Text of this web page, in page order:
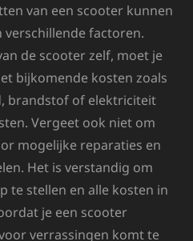
van een scooter kunnen
factoren.
de scooter zelf, moet je
bijkomende kosten zoals
brandstof of elektriciteit
Vergeet ook niet om
mogelijke reparaties en
Het is verstandig om
te stellen en alle kosten in
je een scooter
verrassingen komt te